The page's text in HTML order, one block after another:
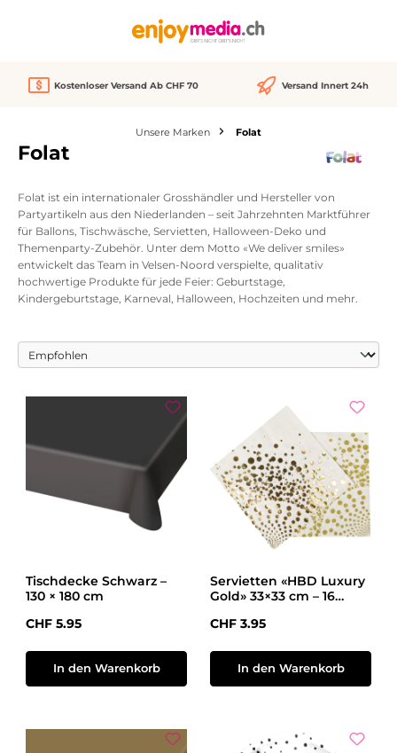
Kostenloser Versand Ab CHF 70 Versand Innert 24h
Unsere Marken Folat
Folat
Folat ist ein internationaler Grosshändler und Hersteller von
Partyartikeln aus den Niederlanden – seit Jahrzehnten Marktführer
für Ballons, Tischwäsche, Servietten, Halloween-Deko und
Themenparty-Zubehör. Unter dem Motto «We deliver smiles»
entwickelt das Team in Velsen-Noord verspielte, qualitativ
hochwertige Produkte für jede Feier: Geburtstage,
Kindergeburtstage, Karneval, Halloween, Hochzeiten und mehr.
Tischdecke Schwarz –
130 × 180 cm
Regulärer Preis:
CHF 5.95
In den Warenkorb
Servietten «HBD Luxury
Gold» 33×33 cm – 16
Regulärer Preis:
CHF 3.95
In den Warenkorb